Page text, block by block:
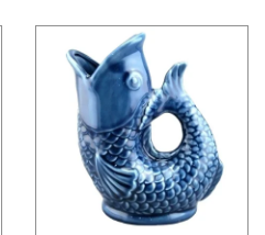
poterie